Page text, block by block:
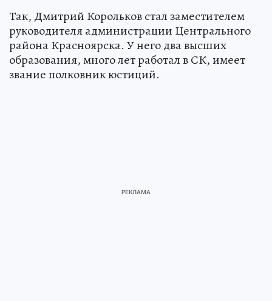
Так, Дмитрий Корольков стал заместителем
руководителя администрации Центрального
района Красноярска. У него два высших
образования, много лет работал в СК, имеет
звание полковник юстиций.